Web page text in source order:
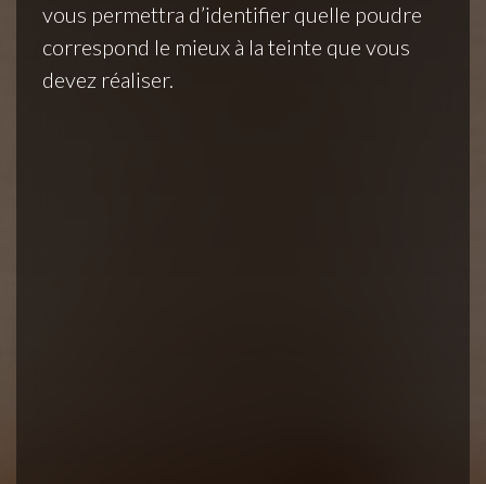
vous permettra d’identifier quelle poudre
correspond le mieux à la teinte que vous
devez réaliser.